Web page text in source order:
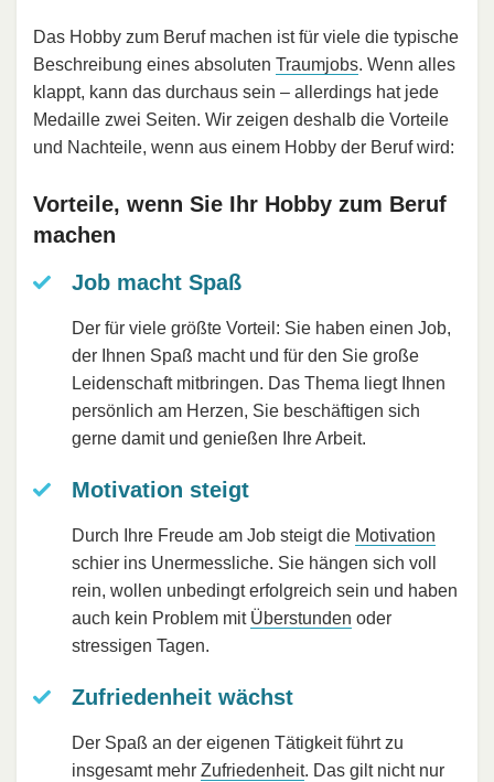
Das Hobby zum Beruf machen ist für viele die typische
Beschreibung eines absoluten Traumjobs. Wenn alles
klappt, kann das durchaus sein – allerdings hat jede
Medaille zwei Seiten. Wir zeigen deshalb die Vorteile
und Nachteile, wenn aus einem Hobby der Beruf wird:
Vorteile, wenn Sie Ihr Hobby zum Beruf
machen
Job macht Spaß
Der für viele größte Vorteil: Sie haben einen Job,
der Ihnen Spaß macht und für den Sie große
Leidenschaft mitbringen. Das Thema liegt Ihnen
persönlich am Herzen, Sie beschäftigen sich
gerne damit und genießen Ihre Arbeit.
Motivation steigt
Durch Ihre Freude am Job steigt die Motivation
schier ins Unermessliche. Sie hängen sich voll
rein, wollen unbedingt erfolgreich sein und haben
auch kein Problem mit Überstunden oder
stressigen Tagen.
Zufriedenheit wächst
Der Spaß an der eigenen Tätigkeit führt zu
insgesamt mehr Zufriedenheit. Das gilt nicht nur